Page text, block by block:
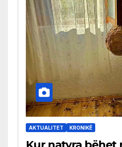
AKTUALITET KRONIKË